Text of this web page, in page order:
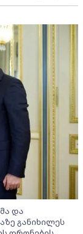
და
განიხილეს